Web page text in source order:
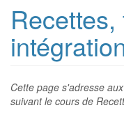
Cette page s'adresse
suivant le cours de